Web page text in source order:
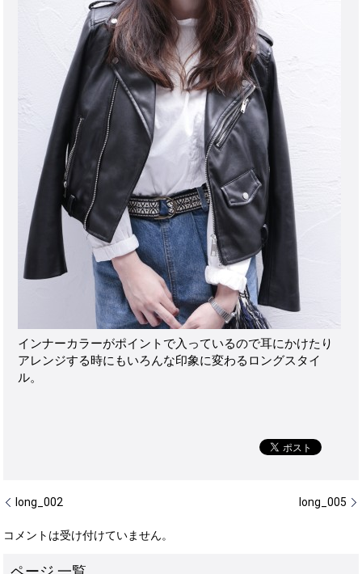
インナーカラーがポイントで入っているので耳にかけたり
アレンジする時にもいろんな印象に変わるロングスタイ
ル。
long_002 long_005
コメントは受け付けていません。